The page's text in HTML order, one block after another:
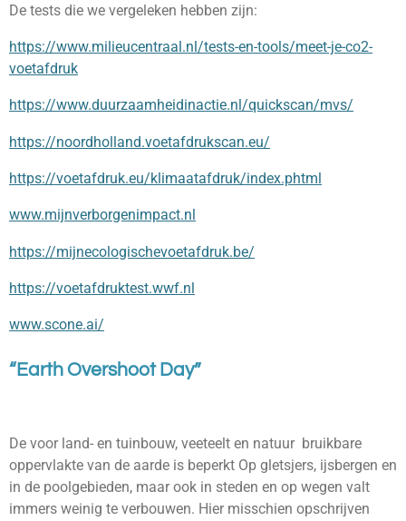
De tests die we vergeleken hebben zijn:
https://www.milieucentraal.nl/tests-en-tools/meet-je-co2-
voetafdruk
https://www.duurzaamheidinactie.nl/quickscan/mvs/
https://noordholland.voetafdrukscan.eu/
https://voetafdruk.eu/klimaatafdruk/index.phtml
www.mijnverborgenimpact.nl
https://mijnecologischevoetafdruk.be/
https://voetafdruktest.wwf.nl
www.scone.ai/
“Earth Overshoot Day”
De voor land- en tuinbouw, veeteelt en natuur bruikbare
oppervlakte van de aarde is beperkt Op gletsjers, ijsbergen en
in de poolgebieden, maar ook in steden en op wegen valt
immers weinig te verbouwen. Hier misschien opschrijven